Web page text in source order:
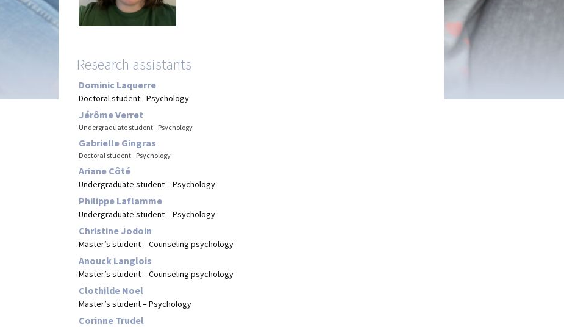
Research assistants
Dominic Laquerre
Doctoral student - Psychology
Jérôme Verret
Undergraduate student - Psychology
Gabrielle Gingras
Doctoral student - Psychology
Ariane Côté
Undergraduate student – Psychology
Philippe Laflamme
Undergraduate student – Psychology
Christine Jodoin
Master’s student – Counseling psychology
Anouck Langlois
Master’s student – Counseling psychology
Clothilde Noel
Master’s student – Psychology
Corinne Trudel